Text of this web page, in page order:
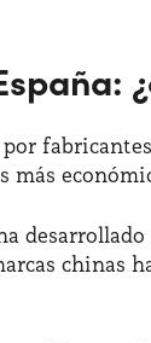
más
chinas